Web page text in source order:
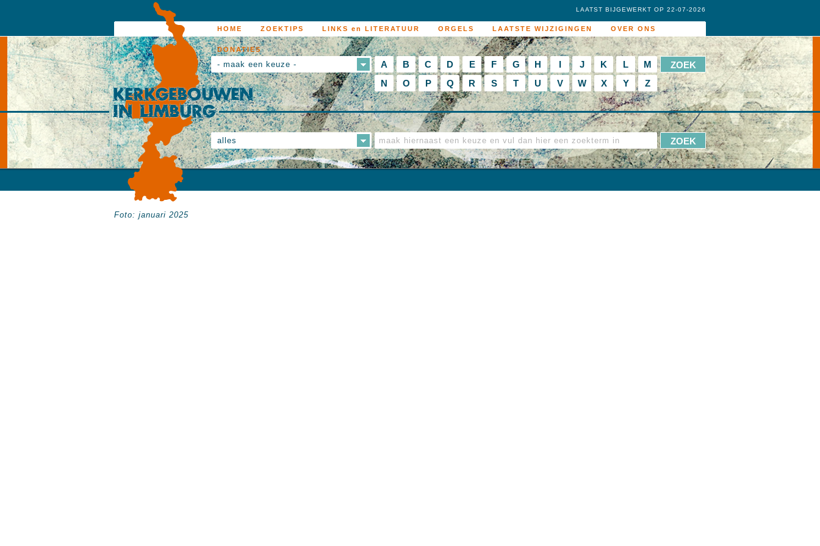
HOME ZOEKTIPS LINKS en LITERATUUR ORGELS LAATSTE WIJZIGINGEN OVER ONS
DONATIES
LAATST BIJGEWERKT OP 22-07-2026
- maak een keuze - A B C D E F G H I J K L
M
N
O P Q R S T U V W X Y Z
alles
Foto: januari 2025